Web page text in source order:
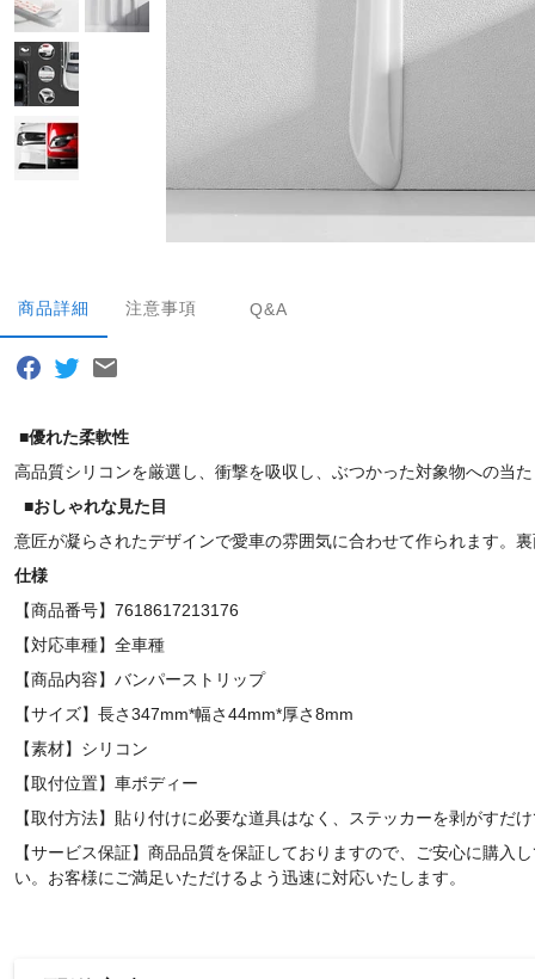
商品詳細 注意事項 Q&A
■優れた柔軟性
高品質シリコンを厳選し、衝撃を吸収し、ぶつかった対象物への当
■おしゃれな見た目
意匠が凝らされたデザインで愛車の雰囲気に合わせて作られます。
仕様
【商品番号】7618617213176
【対応車種】全車種
【商品内容】バンパーストリップ
【サイズ】長さ347mm*幅さ44mm*厚さ8mm
【素材】シリコン
【取付位置】車ボディー
【取付方法】貼り付けに必要な道具はなく、ステッカーを剥がすだ
【サービス保証】商品品質を保証しておりますので、ご安心に購
い。お客様にご満足いただけるよう迅速に対応いたします。